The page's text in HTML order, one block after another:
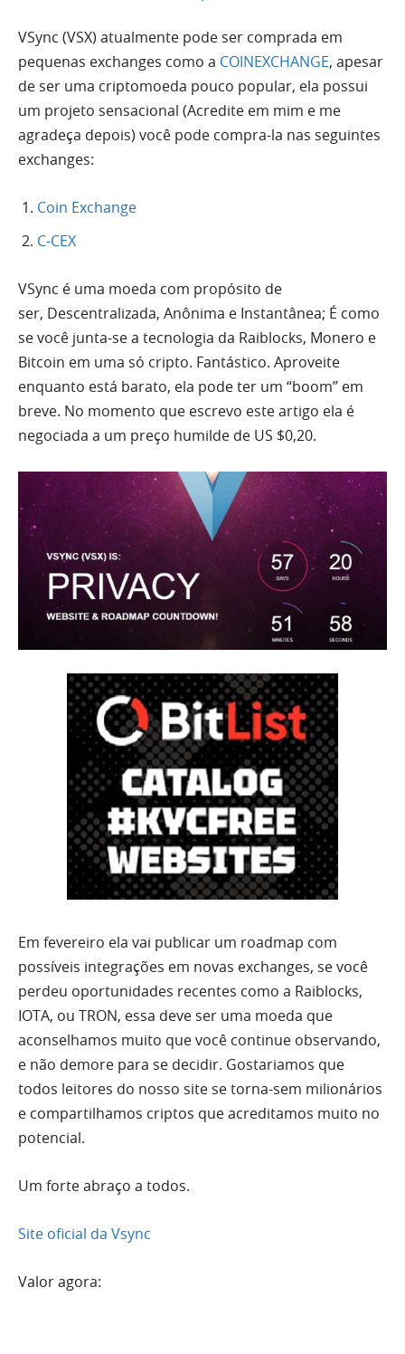
VSync (VSX) atualmente pode ser comprada em
pequenas exchanges como a COINEXCHANGE, apesar
de ser uma criptomoeda pouco popular, ela possui
um projeto sensacional (Acredite em mim e me
agradeça depois) você pode compra-la nas seguintes
exchanges:
Coin Exchange
C-CEX
VSync é uma moeda com propósito de
ser, Descentralizada, Anônima e Instantânea; É como
se você junta-se a tecnologia da Raiblocks, Monero e
Bitcoin em uma só cripto. Fantástico. Aproveite
enquanto está barato, ela pode ter um “boom” em
breve. No momento que escrevo este artigo ela é
negociada a um preço humilde de US $0,20.
Em fevereiro ela vai publicar um roadmap com
possíveis integrações em novas exchanges, se você
perdeu oportunidades recentes como a Raiblocks,
IOTA, ou TRON, essa deve ser uma moeda que
aconselhamos muito que você continue observando,
e não demore para se decidir. Gostariamos que
todos leitores do nosso site se torna-sem milionários
e compartilhamos criptos que acreditamos muito no
potencial.
Um forte abraço a todos.
Site oficial da Vsync
Valor agora: